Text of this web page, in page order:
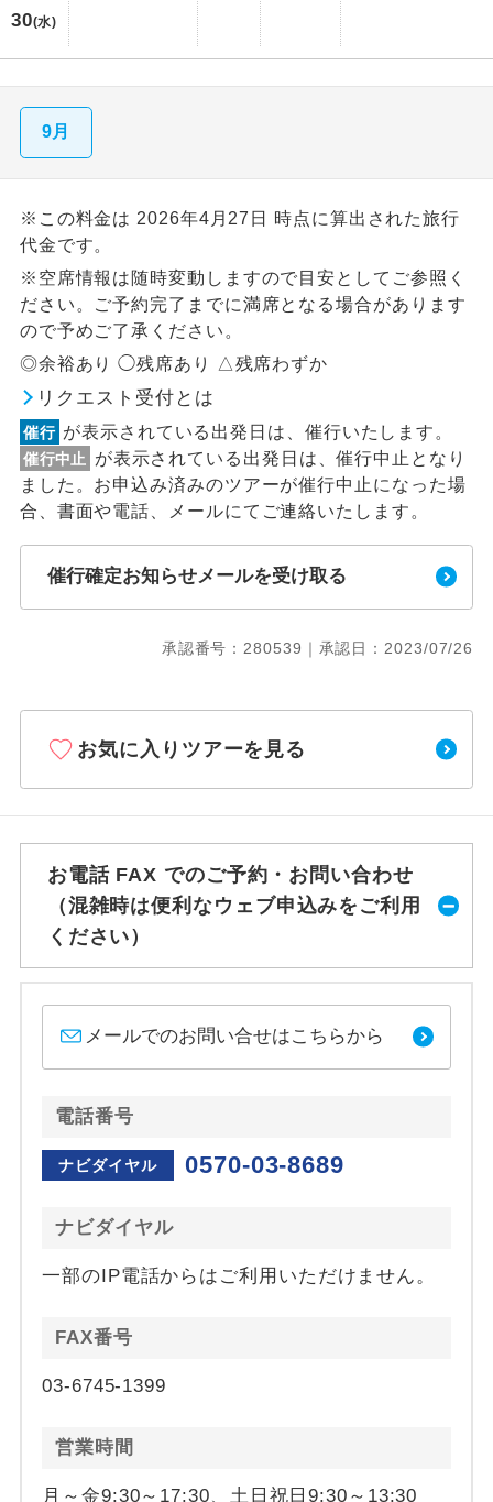
30(水)
9月
※この料金は 2026年4月27日 時点に算出された旅行
代金です。
※空席情報は随時変動しますので目安としてご参照く
ださい。ご予約完了までに満席となる場合があります
ので予めご了承ください。
◎余裕あり ◯残席あり △残席わずか
リクエスト受付とは
催行 が表示されている出発日は、催行いたします。
催行中止
が表示されている出発日は、催行中止となり
ました。お申込み済みのツアーが催行中止になった場
合、書面や電話、メールにてご連絡いたします。
催行確定お知らせメールを受け取る
承認番号：280539｜承認日：2023/07/26
お気に入りツアーを見る
お電話 FAX でのご予約・お問い合わせ
（混雑時は便利なウェブ申込みをご利用
ください）
メールでのお問い合せはこちらから
電話番号
ナビダイヤル 0570-03-8689
ナビダイヤル
一部のIP電話からはご利用いただけません。
FAX番号
03-6745-1399
営業時間
月～金9:30～17:30、土日祝日9:30～13:30